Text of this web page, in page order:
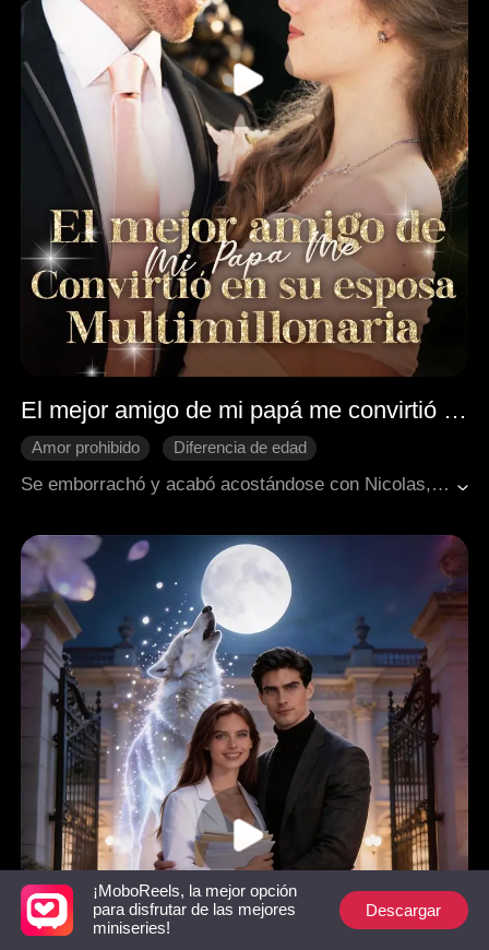
El mejor amigo de mi papá me convirtió en su esposa multimillonaria
Amor prohibido
Diferencia de edad
Aventura de una noche
Traición
Matrimonio por contrato
Dulzura de amor
Se emborrachó y acabó acostándose con Nicolas, trece años mayor que ella, por lo que contrajeron matrimonio. Madalyn creía que era un matrimonio sin amor, pero, sin saberlo, había caído en la trampa del amor de Nicolás. Él esperaba que ella le correspondiera.
¡MoboReels, la mejor opción
para disfrutar de las mejores
miniseries!
Descargar